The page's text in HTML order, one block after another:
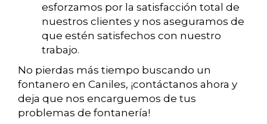
esforzamos por la satisfacción total de
nuestros clientes y nos aseguramos de
que estén satisfechos con nuestro
trabajo.
No pierdas más tiempo buscando un
fontanero en Caniles, ¡contáctanos ahora y
deja que nos encarguemos de tus
problemas de fontanería!